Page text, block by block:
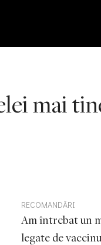
mai
RECOMANDĂRI
Am întrebat un
legate de